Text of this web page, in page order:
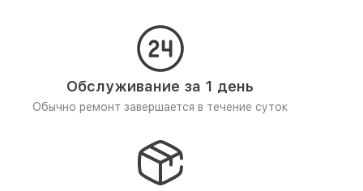
Обслуживание за 1 день
Обычно ремонт завершается в течение суток